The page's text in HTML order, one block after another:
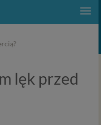
lęk przed